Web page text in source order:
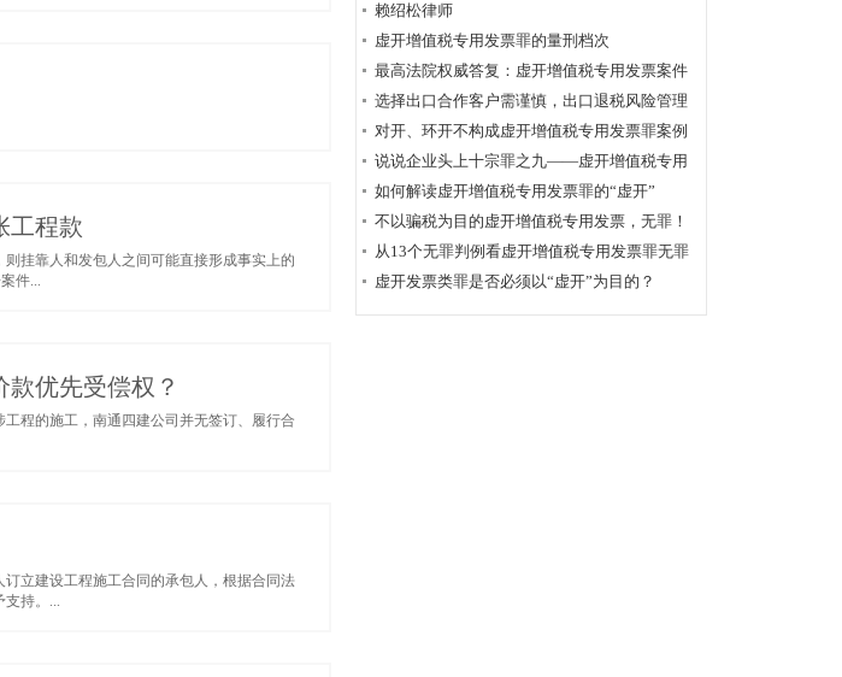
工程款
挂靠人和发包人之间可能直接形成事实上的
件...
优先受偿权？
程的施工，南通四建公司并无签订、履行合
立建设工程施工合同的承包人，根据合同法
支持。...
赖绍松律师
虚开增值税专用发票罪的量刑档次
最高法院权威答复：虚开增值税专用发票案件
的数额标准确定
选择出口合作客户需谨慎，出口退税风险管理
需跟上
对开、环开不构成虚开增值税专用发票罪案例
裁判要旨
说说企业头上十宗罪之九——虚开增值税专用
发票罪
如何解读虚开增值税专用发票罪的“虚开”
不以骗税为目的虚开增值税专用发票，无罪！
从13个无罪判例看虚开增值税专用发票罪无罪
裁判要旨及无罪辩点
虚开发票类罪是否必须以“虚开”为目的？